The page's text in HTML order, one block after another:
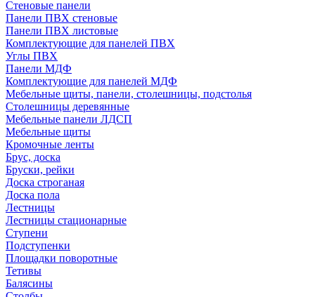
Стеновые панели
Панели ПВХ стеновые
Панели ПВХ листовые
Комплектующие для панелей ПВХ
Углы ПВХ
Панели МДФ
Комплектующие для панелей МДФ
Мебельные щиты, панели, столешницы, подстолья
Столешницы деревянные
Мебельные панели ЛДСП
Мебельные щиты
Кромочные ленты
Брус, доска
Бруски, рейки
Доска строганая
Доска пола
Лестницы
Лестницы стационарные
Ступени
Подступенки
Площадки поворотные
Тетивы
Балясины